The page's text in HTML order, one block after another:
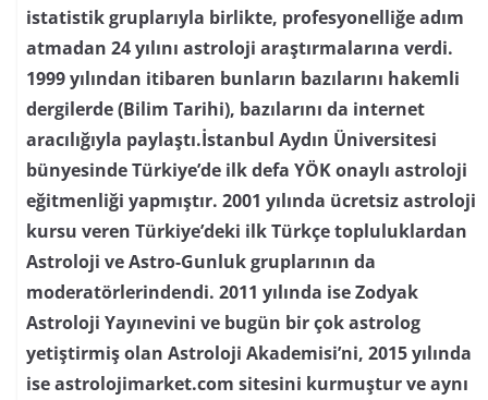
istatistik gruplarıyla birlikte, profesyonelliğe adım
atmadan 24 yılını astroloji araştırmalarına verdi.
1999 yılından itibaren bunların bazılarını hakemli
dergilerde (Bilim Tarihi), bazılarını da internet
aracılığıyla paylaştı.İstanbul Aydın Üniversitesi
bünyesinde Türkiye’de ilk defa YÖK onaylı astroloji
eğitmenliği yapmıştır. 2001 yılında ücretsiz astroloji
kursu veren Türkiye’deki ilk Türkçe topluluklardan
Astroloji ve Astro-Gunluk gruplarının da
moderatörlerindendi. 2011 yılında ise Zodyak
Astroloji Yayınevini ve bugün bir çok astrolog
yetiştirmiş olan Astroloji Akademisi’ni, 2015 yılında
ise astrolojimarket.com sitesini kurmuştur ve aynı